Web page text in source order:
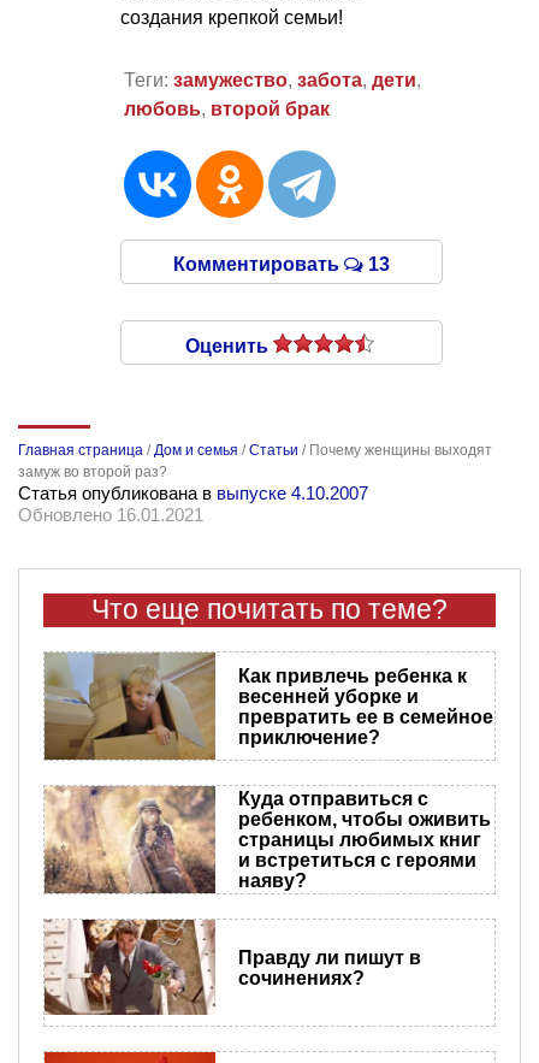
создания крепкой семьи!
Теги: замужество, забота, дети,
любовь, второй брак
Комментировать 13
Оценить
Главная страница /Дом и семья /Статьи / Почему женщины выходят
замуж во второй раз?
Статья опубликована в выпуске 4.10.2007
Обновлено 16.01.2021
Что еще почитать по теме?
Как привлечь ребенка к
весенней уборке и
превратить ее в семейное
приключение?
Куда отправиться с
ребенком, чтобы оживить
страницы любимых книг
и встретиться с героями
наяву?
Правду ли пишут в
сочинениях?